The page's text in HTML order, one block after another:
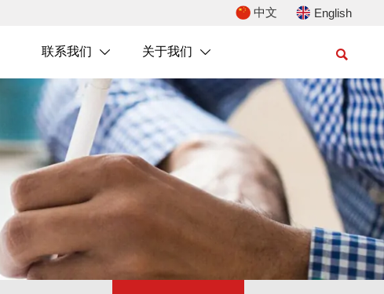
中文 English
联系我们  关于我们  